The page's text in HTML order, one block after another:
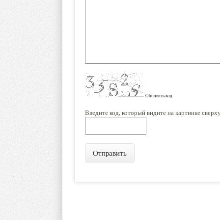
Обновить код
Введите код, который видите на картинке
Отправить